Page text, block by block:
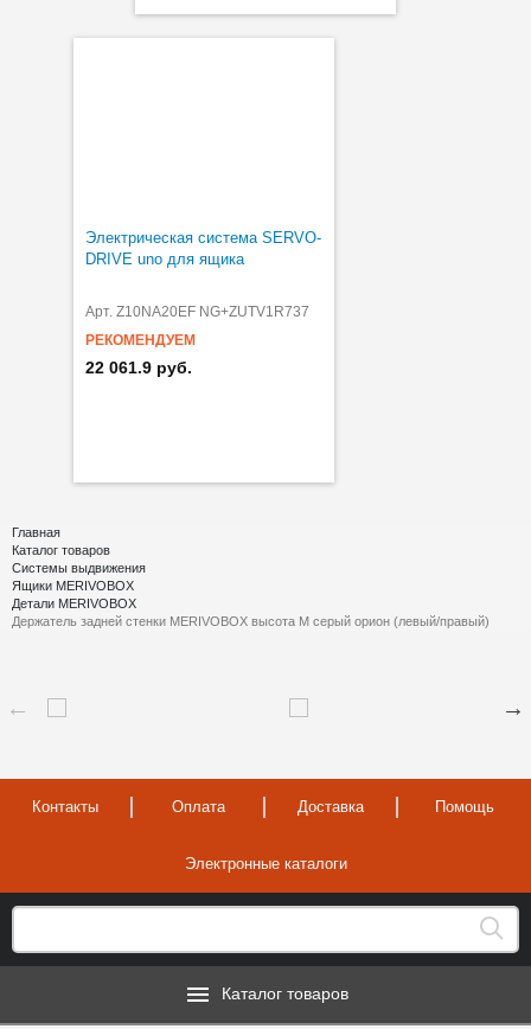
Электрическая система SERVO-
DRIVE uno для ящика
Арт. Z10NA20EF NG+ZUTV1R737
РЕКОМЕНДУЕМ
22 061.9 руб.
Главная
Каталог товаров
Системы выдвижения
Ящики MERIVOBOX
Детали MERIVOBOX
Держатель задней стенки MERIVOBOX высота M серый орион (левый/правый)
Контакты Оплата Доставка Помощь
Электронные каталоги
Каталог товаров